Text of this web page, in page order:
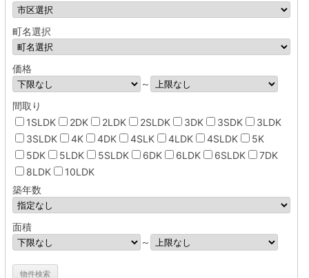
町名選択
価格
～
間取り
1SLDK
2DK 2LDK 2SLDK 3DK 3SDK
3LDK
3SLDK
4K 4DK 4SLK 4LDK 4SLDK
5K
5DK
5LDK 5SLDK 6DK 6LDK 6SLDK
7DK
8LDK
10LDK
築年数
面積
～